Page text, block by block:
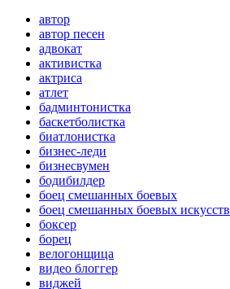
автор
автор песен
адвокат
активистка
актриса
атлет
бадминтонистка
баскетболистка
биатлонистка
бизнес-леди
бизнесвумен
бодибилдер
боец смешанных боевых
боец смешанных боевых искусств
боксер
борец
велогонщица
видео блоггер
виджей